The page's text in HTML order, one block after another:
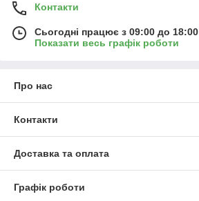
Контакти
Сьогодні працює з 09:00 до 18:00
Показати весь графік роботи
Про нас
Контакти
Доставка та оплата
Графік роботи